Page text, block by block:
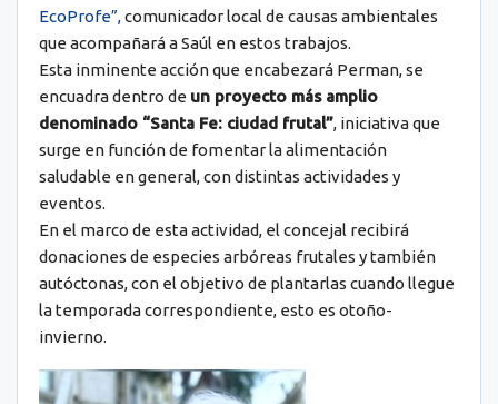
EcoProfe”,comunicador local de causas ambientales
que acompañará a Saúl en estos trabajos.
Esta inminente acción que encabezará Perman, se
encuadra dentro de un proyecto más amplio
denominado “Santa Fe: ciudad frutal”, iniciativa que
surge en función de fomentar la alimentación
saludable en general, con distintas actividades y
eventos.
En el marco de esta actividad, el concejal recibirá
donaciones de especies arbóreas frutales y también
autóctonas, con el objetivo de plantarlas cuando llegue
la temporada correspondiente, esto es otoño-
invierno.